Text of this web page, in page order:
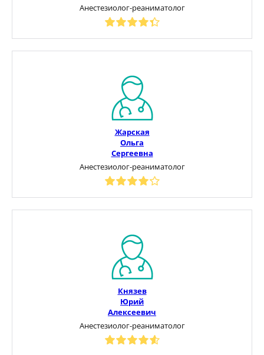
Анестезиолог-реаниматолог
Жарская
Ольга
Сергеевна
Анестезиолог-реаниматолог
Князев
Юрий
Алексеевич
Анестезиолог-реаниматолог